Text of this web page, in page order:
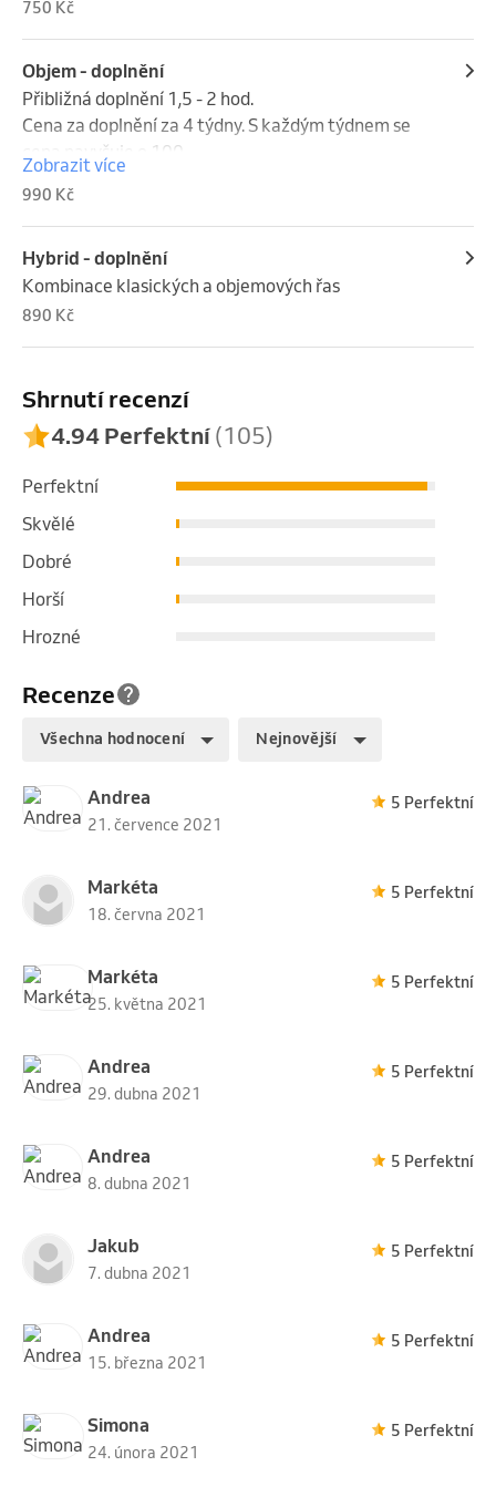
750 Kč
Objem - doplnění
Přibližná doplnění 1,5 - 2 hod.
Cena za doplnění za 4 týdny. S každým týdnem se
cena navyšuje o 100,-
Zobrazit více
990 Kč
Hybrid - doplnění
Kombinace klasických a objemových řas
890 Kč
Recenze
Všechna hodnocení Nejnovější
Andrea
21. července 2021
5 Perfektní
Markéta
18. června 2021
5 Perfektní
Markéta
25. května 2021
5 Perfektní
Andrea
29. dubna 2021
5 Perfektní
Andrea
8. dubna 2021
5 Perfektní
Jakub
7. dubna 2021
5 Perfektní
Andrea
15. března 2021
5 Perfektní
Simona
24. února 2021
5 Perfektní
Shrnutí recenzí
4.94 Perfektní(105)
Perfektní
Skvělé
Dobré
Horší
Hrozné